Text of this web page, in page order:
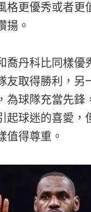
格更優秀或者
揚。
喬丹科比同樣
友取得勝利，
為球隊充當先
起球迷的喜愛
值得尊重。